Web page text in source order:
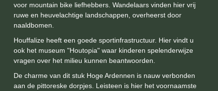
voor mountain bike liefhebbers. Wandelaars vinden hier vrij
ruwe en heuvelachtige landschappen, overheerst door
naaldbomen.
Houffalize heeft een goede sportinfrastructuur. Hier vindt u
ook het museum "Houtopia" waar kinderen spelenderwijze
vragen over het milieu kunnen beantwoorden.
De charme van dit stuk Hoge Ardennen is nauw verbonden
aan de pittoreske dorpjes. Leisteen is hier het voornaamste